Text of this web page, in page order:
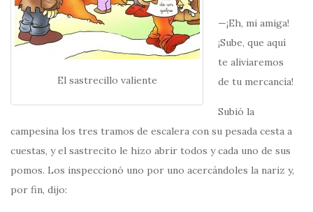
El sastrecillo valiente
—¡Eh, mi amiga!
¡Sube, que aquí
te aliviaremos
de tu mercancía!
Subió la
campesina los tres tramos de escalera con su pesada cesta a
cuestas, y el sastrecito le hizo abrir todos y cada uno de sus
pomos. Los inspeccionó uno por uno acercándoles la nariz y,
por fin, dijo: